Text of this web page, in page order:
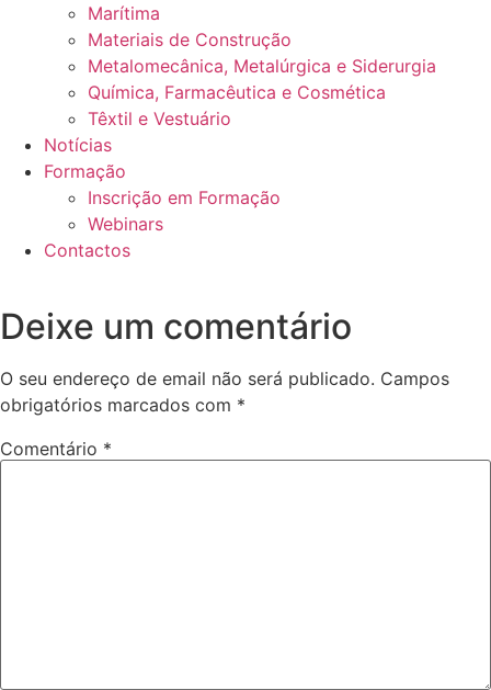
Marítima
Materiais de Construção
Metalomecânica, Metalúrgica e Siderurgia
Química, Farmacêutica e Cosmética
Têxtil e Vestuário
Notícias
Formação
Inscrição em Formação
Webinars
Contactos
Deixe um comentário
O seu endereço de email não será publicado. Campos
obrigatórios marcados com *
Comentário *